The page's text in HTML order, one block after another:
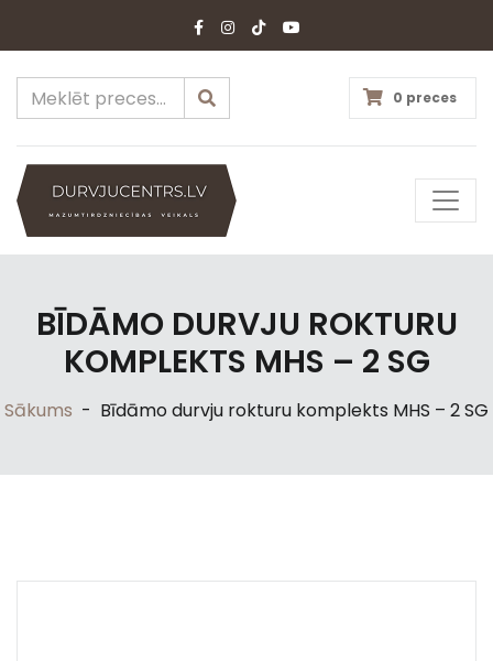
0 preces
BĪDĀMO DURVJU ROKTURU
KOMPLEKTS MHS – 2 SG
Sākums - Bīdāmo durvju rokturu komplekts MHS – 2 SG